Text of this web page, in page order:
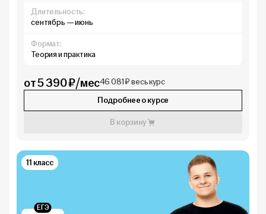
Длительность:
сентябрь — июнь
Формат:
Теория и практика
от 5 390 ₽/мес46 081 ₽ весь курс
Подробнее о курсе
В корзину
ЕГЭ
11 класс